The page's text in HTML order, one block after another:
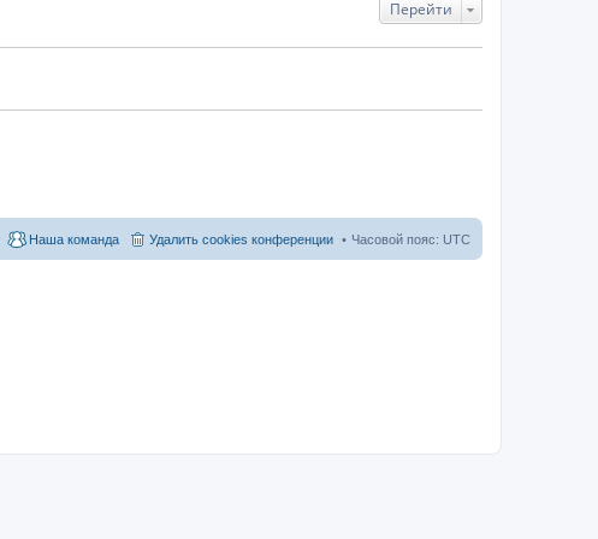
Перейти
Часовой пояс: UTC
Удалить cookies конференции
Наша команда